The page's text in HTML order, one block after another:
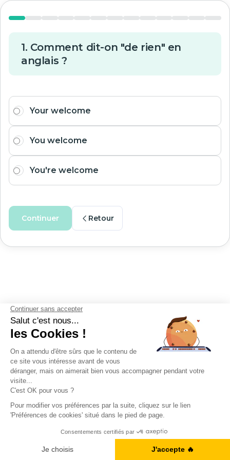
1. Comment dit-on "de rien" en
anglais ?
Your welcome
You welcome
You're welcome
Continuer Retour